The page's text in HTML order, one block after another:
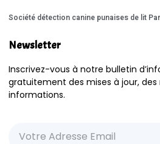
Société détection canine punaises de lit
Newsletter
Inscrivez-vous à notre bulletin
gratuitement des mises à jour, des
informations.